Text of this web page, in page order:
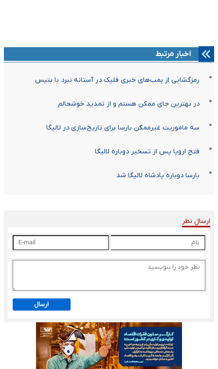
اخبار مرتبط
رمزگشایی از بمب‌های خبری فلیک در آستانه نبرد با بتیس
در بهترین جای ممکن هستم و از تمدید خوشحالم
سه ماموریت غیرممکن بارسا برای تاریخ‌سازی در لالیگا
فتح اروپا پس از تسخیر دوباره لالیگا
بارسا دوباره پادشاه لالیگا شد
ارسال نظر
ارسال